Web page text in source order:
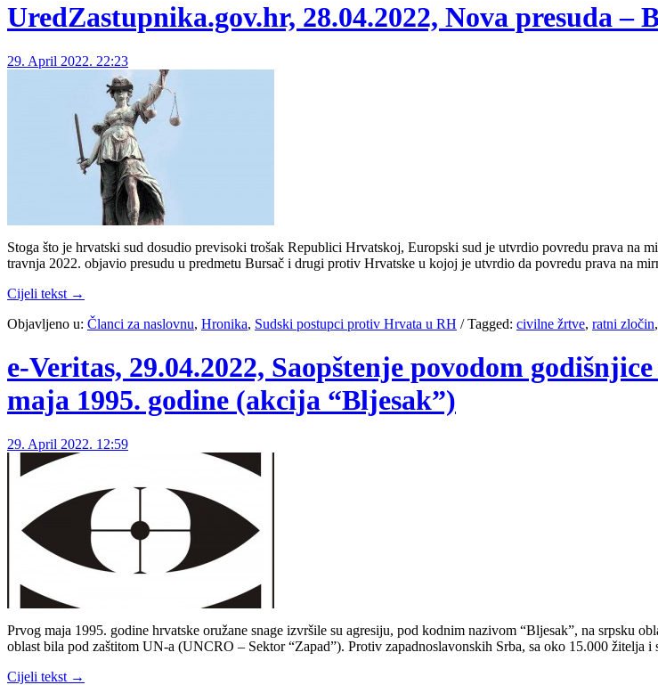
UredZastupnika.gov.hr, 28.04.2022, Nova presuda
29. April 2022. 22:23
Stoga što je hrvatski sud dosudio previsoki trošak Republici Hrvatskoj, Europski sud je utvrdio povredu prava na
travnja 2022. objavio presudu u predmetu Bursač i drugi protiv Hrvatske u kojoj je utvrdio da povredu prava na
Cijeli tekst →
Objavljeno u: Članci za naslovnu, Hronika, Sudski postupci protiv Hrvata u RH /Tagged: civilne žrtve, ratni zločin,
e-Veritas, 29.04.2022, Saopštenje povodom
maja 1995. godine (akcija “Bljesak”)
29. April 2022. 12:59
Prvog maja 1995. godine hrvatske oružane snage izvršile su agresiju, pod kodnim nazivom “Bljesak”, na srpsku
oblast bila pod zaštitom UN-a (UNCRO – Sektor “Zapad”). Protiv zapadnoslavonskih Srba, sa oko 15.000 žitelja
Cijeli tekst →